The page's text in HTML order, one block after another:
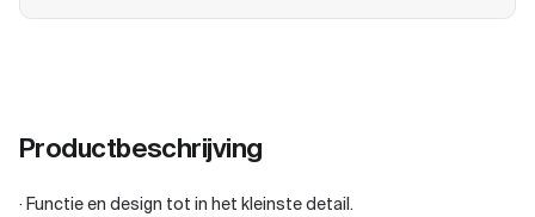
Productbeschrijving
· Functie en design tot in het kleinste detail.